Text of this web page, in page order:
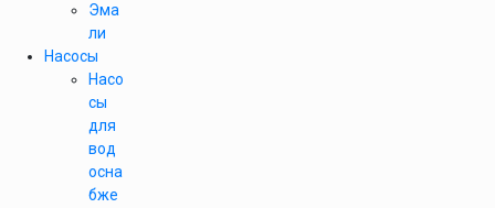
Эма
ли
Насосы
Насо
сы
для
вод
осна
бже